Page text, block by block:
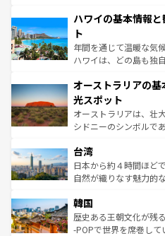
着のスイス情報はコン
のような巨大都市は、
ンメントが詰まった刺
西部には大自然が広が
ストーン国立公園とい
文化が魅力。旅行者は
しみながら、その多様
るだろう。車でのロー
ならではの贅沢な旅のスタイルだ。
情報は コンテンツ一覧
ハワイの基本情報
ト
年間を通じて温暖な気
ハワイは、どの島も独
ワイ島は見逃せない。
島だが、静かな自然を
おすすめ。エメラルド
文化や歴史が息づいて
人々、おいしいローカ
ク、伝統的なフラダン
っている。訪れるたび
はコンテンツ一覧
オーストラリアの
光スポット
オーストラリアは、壮
シドニーのシンボルで
リアリーフや大陸中央
ク）、タスマニアの美
ど、見どころがたくさ
いる。アクティビティ
ビング、ハイキングな
い。オーストラリアの
台湾
日本から約４時間ほど
自然が織りなす魅力的
ン）、静ひつな山岳地
と山間の静けさが共存
驚きをもたらしてくれ
韓国
歴史ある王朝文化が残
-POPで世界を席巻して